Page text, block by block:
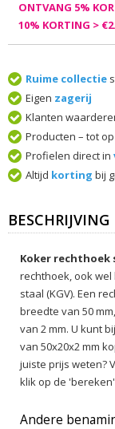
ONTVANG 5%
10% KORTING >
Ruime collectie
Eigen zagerij
Klanten
Producten – tot
Profielen direct in
Altijd korting bij
BESCHRIJVING
Koker rechthoek
rechthoek, ook
staal (KGV). Een
breedte van 50
van 2 mm. U kunt
van 50x20x2 mm
juiste prijs weten?
klik op de
Andere